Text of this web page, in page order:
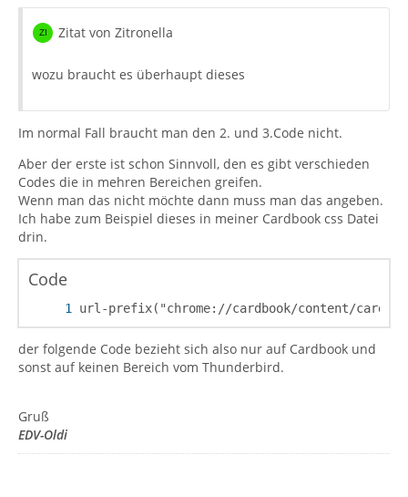
Zitat von Zitronella
wozu braucht es überhaupt dieses
Im normal Fall braucht man den 2. und 3.Code nicht.
Aber der erste ist schon Sinnvoll, den es gibt verschieden
Codes die in mehren Bereichen greifen.
Wenn man das nicht möchte dann muss man das angeben.
Ich habe zum Beispiel dieses in meiner Cardbook css Datei
drin.
Code
url-prefix("chrome://cardbook/content/
der folgende Code bezieht sich also nur auf Cardbook und
sonst auf keinen Bereich vom Thunderbird.
Gruß
EDV-Oldi